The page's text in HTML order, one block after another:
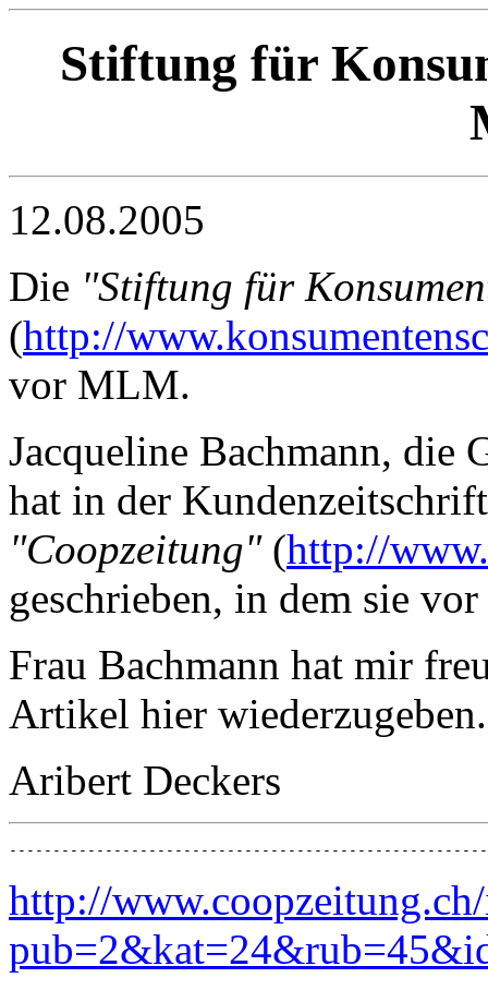
Stiftung für
12.08.2005
Die "Stiftung für
(http://
vor MLM.
Jacqueline Bachmann, die
hat in der
"Coopzeitung"(http://
geschrieben, in dem sie
Frau Bachmann hat mir
Artikel hier wiederzugeben.
Aribert Deckers
http://